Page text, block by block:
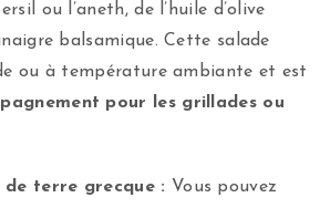
ou l’aneth, de l’huile d’olive
balsamique. Cette salade
ou à température ambiante et est
pour les grillades ou
de terre grecque : Vous pouvez